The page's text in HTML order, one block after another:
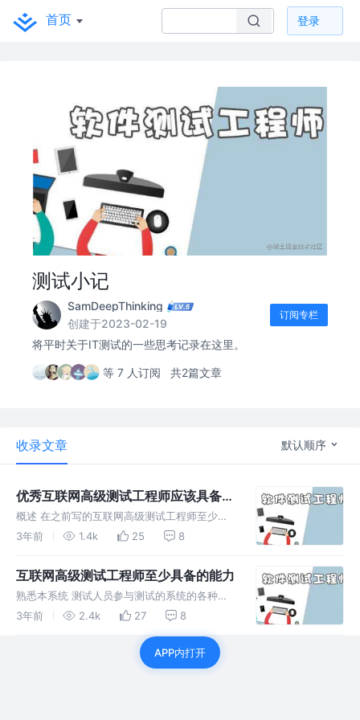
首页 登录
测试小记
SamDeepThinking
创建于2023-02-19
订阅专栏
将平时关于IT测试的一些思考记录在这里。
等 7 人订阅 共2篇文章
收录文章 默认顺序
优秀互联网高级测试工程师应该具备的
能力
概述 在之前写的互联网高级测试工程师至少具
备的能力一文中，提到了测试工程师至少具备的
的能力，下文简单的谈一谈。当然这些全部都是
我的个人理解。 能发现问题，还能
3年前 1.4k 25 8
互联网高级测试工程师至少具备的能力
熟悉本系统 测试人员参与测试的系统的各种业
务场景，必须做到精熟 。一旦需求有改动，可
哪些点是需要重点测试的。 熟悉跟本系统有通
讯的上下游系统业务 跟本系统有通
3年前 2.4k 27 8
APP内打开